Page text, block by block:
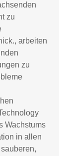
zu
arbeiten
zu
Wachstums
in allen